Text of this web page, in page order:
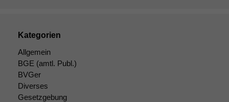
Kategorien
Allgemein
BGE (amtl. Publ.)
BVGer
Diverses
Gesetzgebung